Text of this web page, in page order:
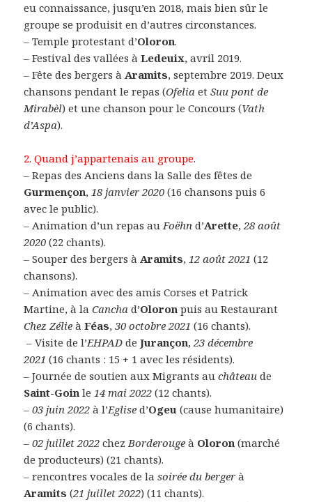
eu connaissance, jusqu’en 2018, mais bien sûr le
groupe se produisit en d’autres circonstances.
– Temple protestant d’Oloron.
– Festival des vallées àLedeuix, avril 2019.
– Fête des bergers àAramits, septembre 2019. Deux
chansons pendant le repas (Ofelia etSuu pont de
Mirabèl) et une chanson pour le Concours (Vath
d’Aspa).
2. Quand j’appartenais au groupe.
– Repas des Anciens dans la Salle des fêtes de
Gurmençon,18 janvier 2020 (16 chansons puis 6
avec le public).
– Animation d’un repas auFoëhn d’Arette,28 août
2020 (22 chants).
– Souper des bergers àAramits,12 août 2021 (12
chansons).
– Animation avec des amis Corses et Patrick
Martine, à laCancha d’Oloron puis au Restaurant
Chez Zélie àFéas,30 octobre 2021 (16 chants).
– Visite de l’EHPAD deJurançon,23 décembre
2021(16 chants : 15 + 1 avec les résidents).
– Journée de soutien aux Migrants auchâteau de
Saint-Goin le14 mai 2022(12 chants).
–03 juin 2022 à l’Eglise d’Ogeu (cause humanitaire)
(6 chants).
–02 juillet 2022 chezBorderouge à Oloron (marché
de producteurs) (21 chants).
– rencontres vocales de lasoirée du berger à
Aramits (21 juillet 2022) (11 chants).